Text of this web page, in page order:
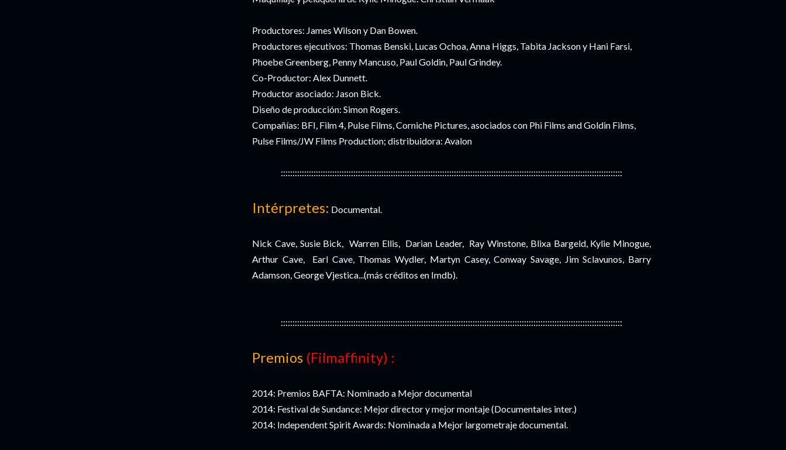
Productores: James Wilson y Dan Bowen.
Productores ejecutivos: Thomas Benski, Lucas Ochoa, Anna Higgs, Tabita Jackson y Hani Farsi,
Phoebe Greenberg, Penny Mancuso, Paul Goldin, Paul Grindey.
Co-Productor: Alex Dunnett.
Productor asociado: Jason Bick.
Diseño de producción: Simon Rogers.
Compañías: BFI, Film 4, Pulse Films, Corniche Pictures, asociados con Phi Films and Goldin Films,
Pulse Films/JW Films Production; distribuidora: Avalon
::::::::::::::::::::::::::::::::::::::::::::::::::::::::::::::::::::::::::::::::::::::::::::::::::::::::::::::::::::::::::::::::::::::::::::::::::
Intérpretes: Documental.
Nick Cave, Susie Bick, Warren Ellis, Darian Leader, Ray Winstone, Blixa Bargeld, Kylie Minogue,
Arthur Cave, Earl Cave, Thomas Wydler, Martyn Casey, Conway Savage, Jim Sclavunos, Barry
Adamson, George Vjestica...(más créditos en Imdb).
::::::::::::::::::::::::::::::::::::::::::::::::::::::::::::::::::::::::::::::::::::::::::::::::::::::::::::::::::::::::::::::::::::::::::::::::::
Premios (Filmaffinity) :
2014: Premios BAFTA: Nominado a Mejor documental
2014: Festival de Sundance: Mejor director y mejor montaje (Documentales inter.)
2014: Independent Spirit Awards: Nominada a Mejor largometraje documental.